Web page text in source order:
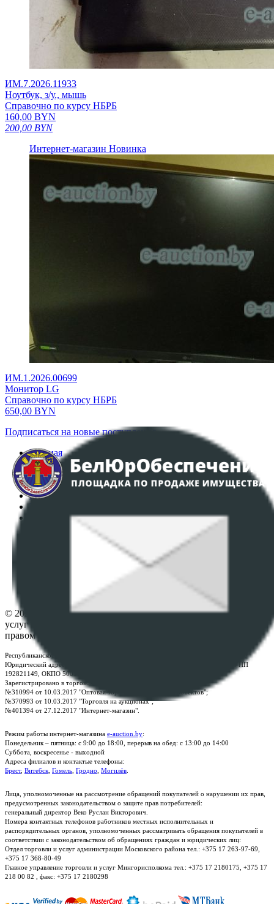
ИМ.7.2026.11933
Ноутбук, з/у., мышь
Справочно по курсу НБРБ
160,00 BYN
200,00 BYN
Интернет-магазин Новинка
ИМ.1.2026.00699
Монитор LG
Справочно по курсу НБРБ
650,00 BYN
Подписаться на новые поступления
Главная
Аукционы
Интернет-магазин
Регламент организации и проведения торгов
Политика в отношении обработки персональных
ПОЛОЖЕНИЕ О ПОЛИТИКЕ ОБРАБОТКИ COOKIE-
Настройки cookie-файлов
© 2026 Республиканское унитарное предприятие по оказанию
услуг "БелЮрОбеспечение" - Все права защищены авторским
правом
Республиканское унитарное предприятие по оказанию услуг "БелЮрОбеспечение"
Юридический адрес: г. Минск, пр-т. Дзержинского, 1Б, e-mail:
, УНП
192821149, ОКПО 500111895000
Зарегистрировано в торговом реестре Республики Беларусь:
№310994 от 10.03.2017 "Оптовая торговля без торговых объектов";
№370993 от 10.03.2017 "Торговля на аукционах";
№401394 от 27.12.2017 "Интернет-магазин".
Режим работы интернет-магазина e-auction.by:
Понедельник – пятница: с 9:00 до 18:00, перерыв на обед: с 13:00 до 14:00
Суббота, воскресенье - выходной
Адреса филиалов и контактые телефоны:
Брест, Витебск Гомель Гродно Могилёв
Лица, уполномоченные на рассмотрение обращений покупателей о нарушении их прав,
предусмотренных законодательством о защите прав потребителей:
генеральный директор Веко Руслан Викторович.
Номера контактных телефонов работников местных исполнительных и
распорядительных органов, уполномоченных рассматривать обращения покупателей в
соответствии с законодательством об обращениях граждан и юридических лиц:
Отдел торговли и услуг администрации Московского района тел.: +375 17 263-97-69,
+375 17 368-80-49
Главное управление торговли и услуг Мингорисполкома тел.: +375 17 2180175, +375 17
218 00 82 , факс: +375 17 2180298